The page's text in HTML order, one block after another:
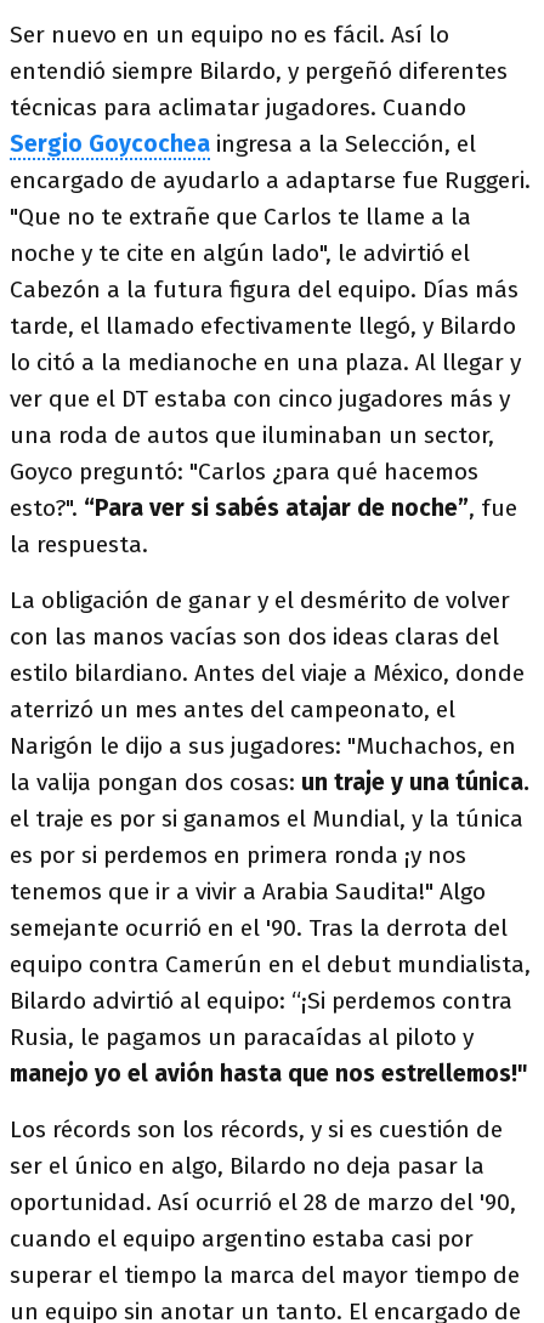
Ser nuevo en un equipo no es fácil. Así lo
entendió siempre Bilardo, y pergeñó diferentes
técnicas para aclimatar jugadores. Cuando
Sergio Goycochea ingresa a la Selección, el
encargado de ayudarlo a adaptarse fue Ruggeri.
"Que no te extrañe que Carlos te llame a la
noche y te cite en algún lado", le advirtió el
Cabezón a la futura figura del equipo. Días más
tarde, el llamado efectivamente llegó, y Bilardo
lo citó a la medianoche en una plaza. Al llegar y
ver que el DT estaba con cinco jugadores más y
una roda de autos que iluminaban un sector,
Goyco preguntó: "Carlos ¿para qué hacemos
esto?". “Para ver si sabés atajar de noche”, fue
la respuesta.
La obligación de ganar y el desmérito de volver
con las manos vacías son dos ideas claras del
estilo bilardiano. Antes del viaje a México, donde
aterrizó un mes antes del campeonato, el
Narigón le dijo a sus jugadores: "Muchachos, en
la valija pongan dos cosas: un traje y una túnica.
el traje es por si ganamos el Mundial, y la túnica
es por si perdemos en primera ronda ¡y nos
tenemos que ir a vivir a Arabia Saudita!" Algo
semejante ocurrió en el '90. Tras la derrota del
equipo contra Camerún en el debut mundialista,
Bilardo advirtió al equipo: “¡Si perdemos contra
Rusia, le pagamos un paracaídas al piloto y
manejo yo el avión hasta que nos estrellemos!"
Los récords son los récords, y si es cuestión de
ser el único en algo, Bilardo no deja pasar la
oportunidad. Así ocurrió el 28 de marzo del '90,
cuando el equipo argentino estaba casi por
superar el tiempo la marca del mayor tiempo de
un equipo sin anotar un tanto. El encargado de